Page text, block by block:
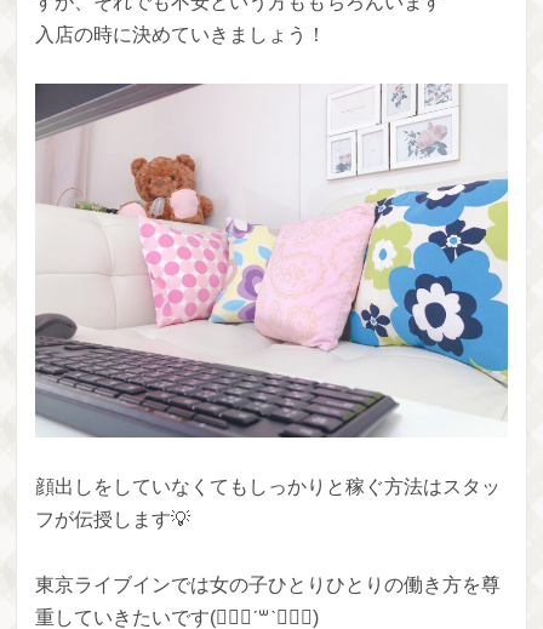
入店の時に決めていきましょう！
顔出しをしていなくてもしっかりと稼ぐ方法はスタッ
フが伝授します💡
東京ライブインでは女の子ひとりひとりの働き方を尊
重していきたいです(๑⃙⃘ˊ꒳​ˋ๑⃙⃘)